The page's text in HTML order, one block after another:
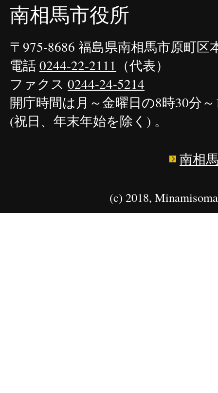
南相馬市役所
〒975-8686 福島県南相馬市原町区
電話0244-22-2111 （代表）
ファクス 0244-24-5214
開庁時間は月～金曜日の8時30分
(祝日、年末年始を除く) 。
南相
(c) 2018,